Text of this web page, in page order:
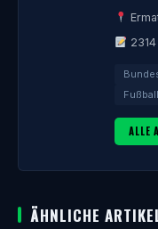
ALLE
ÄHNLICHE